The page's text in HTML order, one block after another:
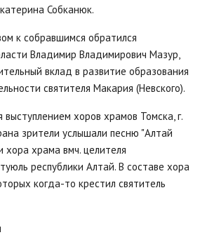
Собканюк.
к собравшимся обратился
Владимир Владимирович Мазур,
вклад в развитие образования
святителя Макария (Невского).
хоров храмов Томска, г.
зрители услышали песню "Алтай
хора храма вмч. целителя
республики Алтай. В составе хора
когда-то крестил святитель